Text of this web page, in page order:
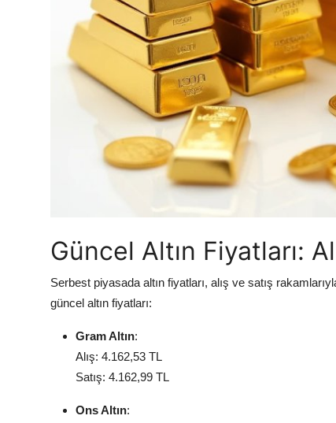
Güncel Altın Fiyatları:
Serbest piyasada altın fiyatları, alış ve satış
güncel altın fiyatları:
Gram Altın:
Alış: 4.162,53 TL
Satış: 4.162,99 TL
Ons Altın: